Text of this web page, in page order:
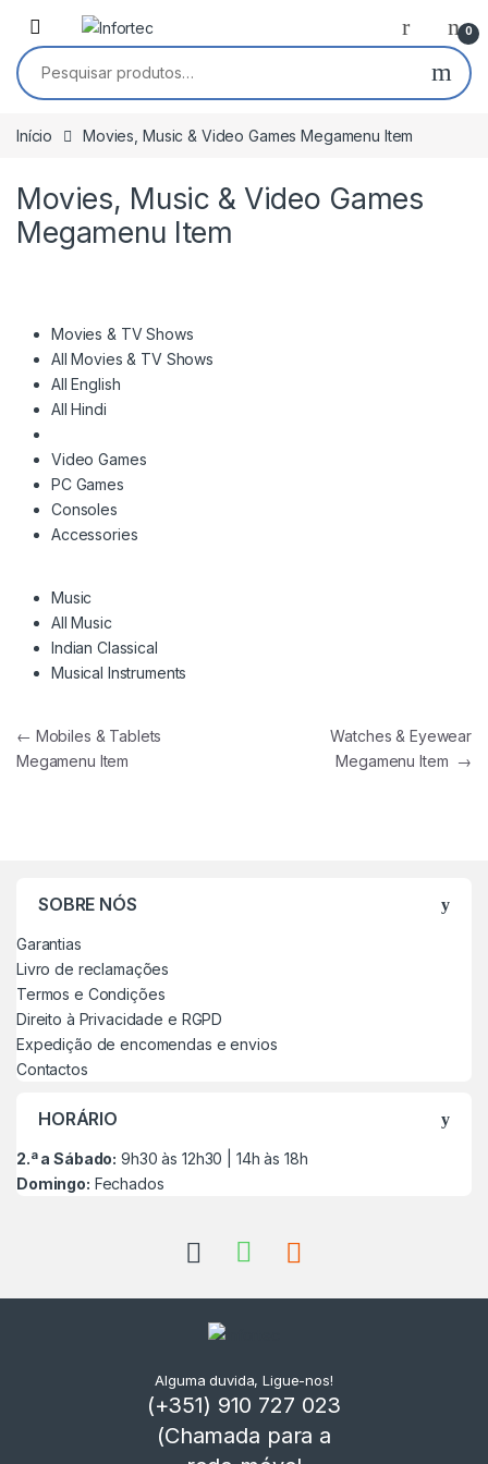
Saltar para navegação
Pular para o conteúdo
0
Pesquisar por:
Início Movies, Music & Video Games Megamenu Item
Movies, Music & Video Games
Megamenu Item
Movies & TV Shows
All Movies & TV Shows
All English
All Hindi
Video Games
PC Games
Consoles
Accessories
Music
All Music
Indian Classical
Musical Instruments
Navegação de artigos
← Mobiles & Tablets
Megamenu Item
Watches & Eyewear
Megamenu Item →
SOBRE NÓS
Garantias
Livro de reclamações
Termos e Condições
Direito à Privacidade e RGPD
Expedição de encomendas e envios
Contactos
HORÁRIO
2.ª a Sábado: 9h30 às 12h30 | 14h às 18h
Domingo: Fechados
Alguma duvida, Ligue-nos!
(+351) 910 727 023
(Chamada para a